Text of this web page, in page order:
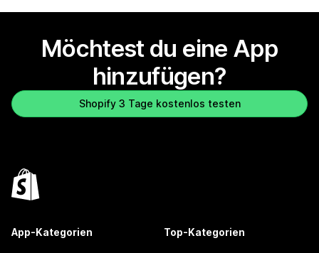
Möchtest du eine App
hinzufügen?
Shopify 3 Tage kostenlos testen
App-Kategorien Top-Kategorien